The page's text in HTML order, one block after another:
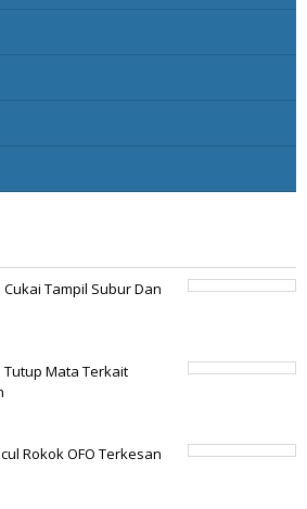
Tampil Subur Dan
Mata Terkait
Rokok OFO Terkesan